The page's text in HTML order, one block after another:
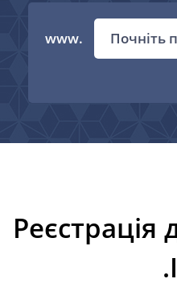
www.
Реєстрація